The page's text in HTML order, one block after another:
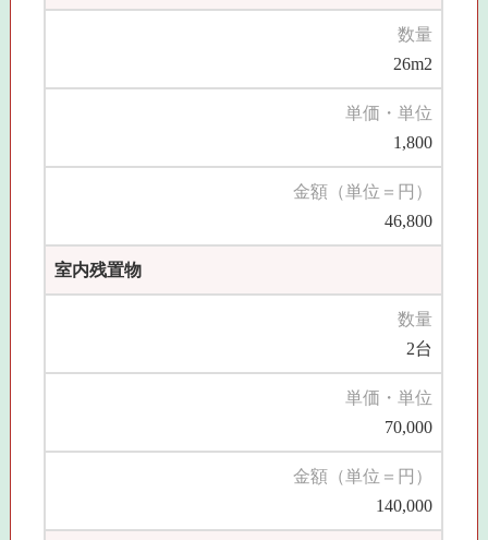
数量
26m2
単価・単位
1,800
金額（単位＝円）
46,800
室内残置物
数量
2台
単価・単位
70,000
金額（単位＝円）
140,000